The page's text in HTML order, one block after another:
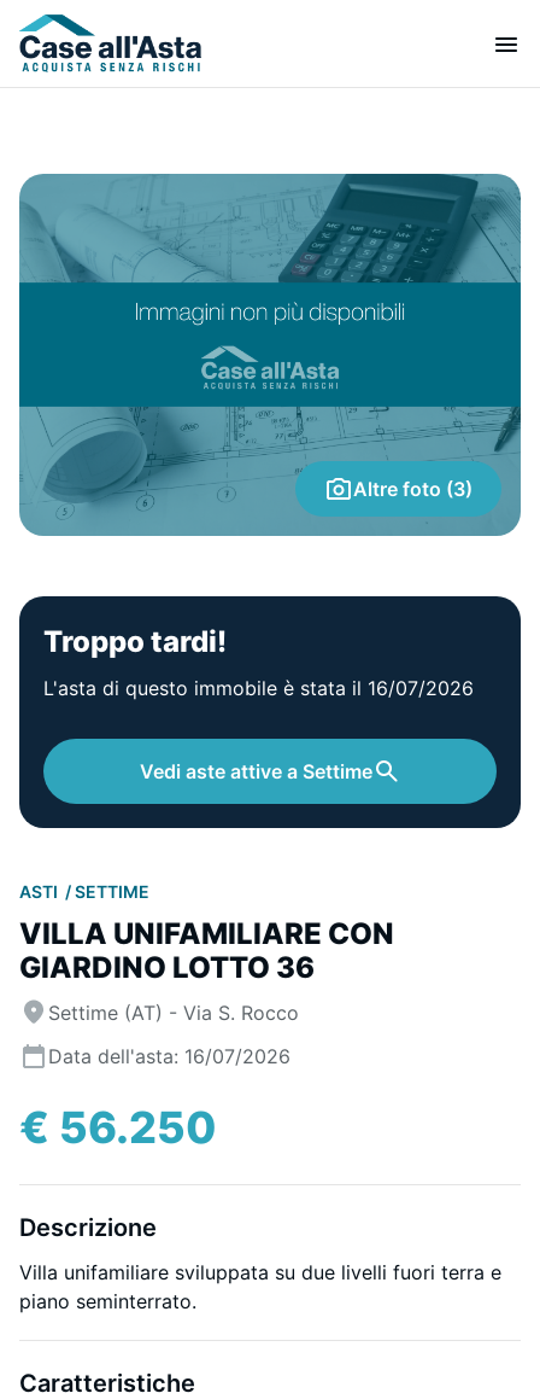
Altre foto (3)
Troppo tardi!
L'asta di questo immobile è stata il 16/07/2026
Vedi aste attive a Settime
ASTI SETTIME
VILLA UNIFAMILIARE CON
GIARDINO LOTTO 36
Settime (AT) - Via S. Rocco
Data dell'asta: 16/07/2026
€ 56.250
Descrizione
Villa unifamiliare sviluppata su due livelli fuori terra e
piano seminterrato.
Caratteristiche